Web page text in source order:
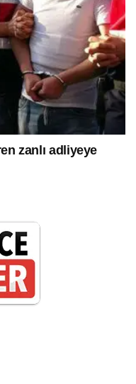
zanlı adliyeye